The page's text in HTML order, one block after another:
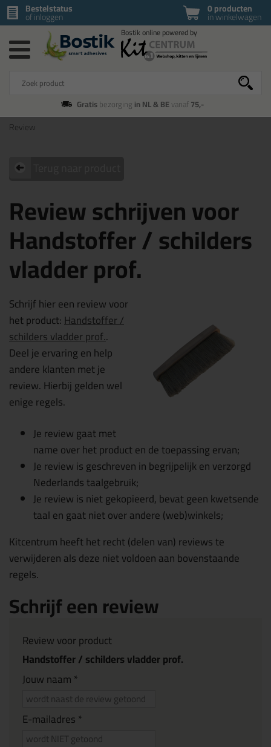
0 producten
in winkelwagen
Bestelstatus
of inloggen
Gratisbezorging in NL & BEvanaf75,-
Review
Review schrijven voor
Handstoffer / schilders
vladder prof.
Schrijf hier een review voor
het product:Handstoffer /
schilders vladder prof..
Deel je ervaring en help
andere klanten met je
review. Hierbij gelden wel
enige regels.
Je review gaat met
name over het product en de toepassing ervan;
Je review is geschreven in begrijpelijk en verzorgd
Nederlands taalgebruik;
Je review is niet gekopieerd, bevat geen kwetsende
taal en gaat niet over andere (web)winkels;
Kitcentrum heeft het recht (delen van) reviews te
verwijderen als deze niet voldoen aan bovenstaande
regels.
Schrijf een review
Review voor product
Handstoffer / schilders vladder prof.
Jouw naam *
E-mailadres *